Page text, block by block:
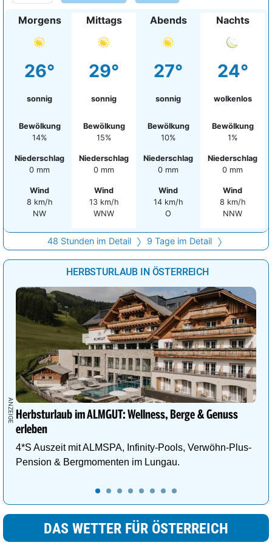
Morgens
26°
sonnig
Bewölkung
14%
Niederschlag
0 mm
Wind
8 km/h
NW
Mittags
29°
sonnig
Bewölkung
15%
Niederschlag
0 mm
Wind
13 km/h
WNW
Abends
27°
sonnig
Bewölkung
10%
Niederschlag
0 mm
Wind
14 km/h
O
Nachts
24°
wolkenlos
Bewölkung
1%
Niederschlag
0 mm
Wind
8 km/h
NNW
48 Stunden im Detail 9 Tage im Detail
HERBSTURLAUB IN ÖSTERREICH
Herbsturlaub im ALMGUT: Wellness, Berge & Genuss
erleben
4*S Auszeit mit ALMSPA, Infinity-Pools, Verwöhn-Plus-
Pension & Bergmomenten im Lungau.
DAS WETTER FÜR ÖSTERREICH